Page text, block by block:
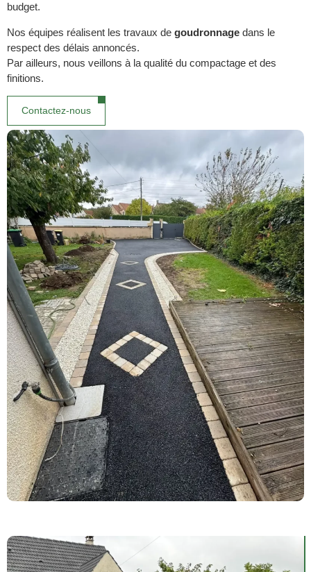
budget.
Nos équipes réalisent les travaux de goudronnage dans le
respect des délais annoncés.
Par ailleurs, nous veillons à la qualité du compactage et des
finitions.
Contactez-nous